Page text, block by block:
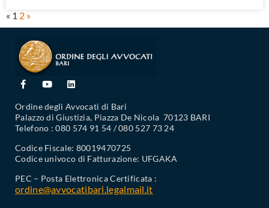
« 1 2 »
Ordine degli Avvocati di Bari
Palazzo di Giustizia, Piazza De Nicola 70123 BARI
Telefono : 080 574 91 54 / 080 527 73 24
Codice Fiscale: 80019470725
Codice univoco di Fatturazione: UFGAKA
PEC – Posta Elettronica Certificata :
ordine@avvocatibari.legalmail.it